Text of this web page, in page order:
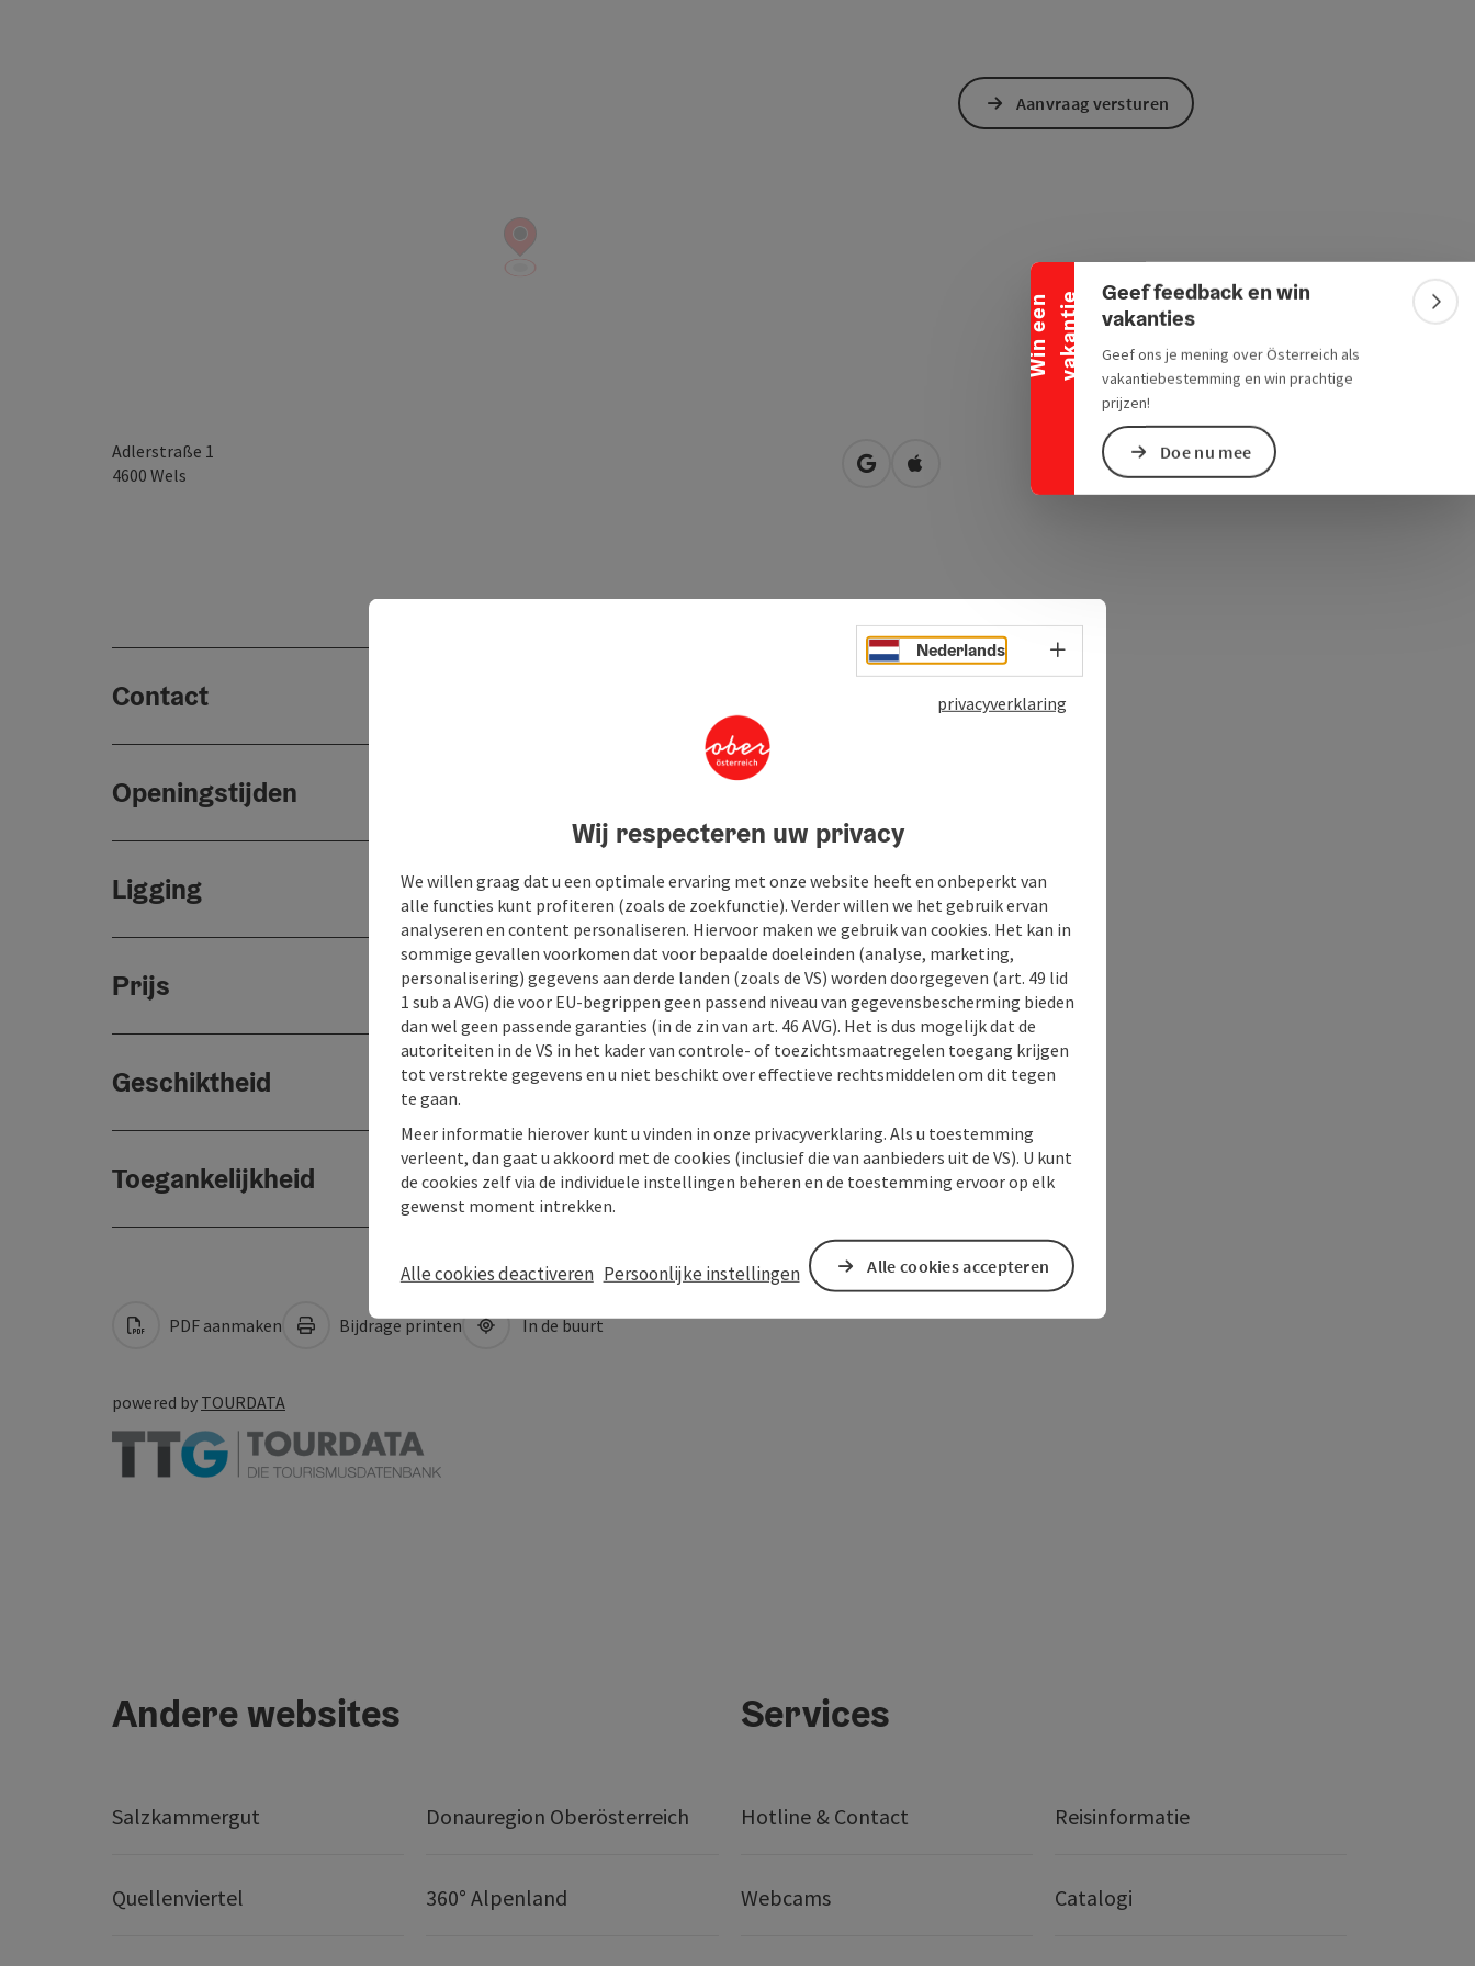
W
i
n
e
e
n
v
a
k
a
n
t
ie
Banner inklappen
Geef feedback en win
vakanties
Geef ons je mening over Österreich als
vakantiebestemming en win prachtige
prijzen!
Doe nu mee
Adlerstraße 1
4600 Wels Openen in Google Maps
Openen in Apple Maps
Contact
Openingstijden
Ligging
Prijs
Geschiktheid
Toegankelijkheid
Aanvraag versturen
PDF aanmaken Bijdrage printen In de buurt
powered by TOURDATA
Andere websites
Salzkammergut Donauregion Oberösterreich
Quellenviertel 360° Alpenland
Services
Hotline & Contact Reisinformatie
Webcams Catalogi
Nederlands Taalkeuze - menu openen
privacyverklaring
Wij respecteren uw privacy
We willen graag dat u een optimale ervaring met onze website heeft en onbeperkt van
alle functies kunt profiteren (zoals de zoekfunctie). Verder willen we het gebruik ervan
analyseren en content personaliseren. Hiervoor maken we gebruik van cookies. Het kan in
sommige gevallen voorkomen dat voor bepaalde doeleinden (analyse, marketing,
personalisering) gegevens aan derde landen (zoals de VS) worden doorgegeven (art. 49 lid
1 sub a AVG) die voor EU-begrippen geen passend niveau van gegevensbescherming bieden
dan wel geen passende garanties (in de zin van art. 46 AVG). Het is dus mogelijk dat de
autoriteiten in de VS in het kader van controle- of toezichtsmaatregelen toegang krijgen
tot verstrekte gegevens en u niet beschikt over effectieve rechtsmiddelen om dit tegen
te gaan.
Meer informatie hierover kunt u vinden in onze privacyverklaring. Als u toestemming
verleent, dan gaat u akkoord met de cookies (inclusief die van aanbieders uit de VS). U kunt
de cookies zelf via de individuele instellingen beheren en de toestemming ervoor op elk
gewenst moment intrekken.
Alle cookies deactiveren Persoonlijke instellingen Alle cookies accepteren